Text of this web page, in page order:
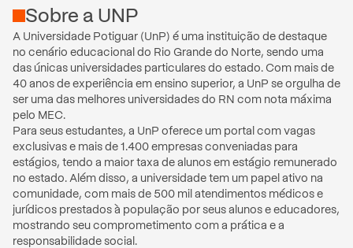
Sobre a UNP
A Universidade Potiguar (UnP) é uma instituição de destaque
no cenário educacional do Rio Grande do Norte, sendo uma
das únicas universidades particulares do estado. Com mais de
40 anos de experiência em ensino superior, a UnP se orgulha de
ser uma das melhores universidades do RN com nota máxima
pelo MEC.
Para seus estudantes, a UnP oferece um portal com vagas
exclusivas e mais de 1.400 empresas conveniadas para
estágios, tendo a maior taxa de alunos em estágio remunerado
no estado. Além disso, a universidade tem um papel ativo na
comunidade, com mais de 500 mil atendimentos médicos e
jurídicos prestados à população por seus alunos e educadores,
mostrando seu comprometimento com a prática e a
responsabilidade social.